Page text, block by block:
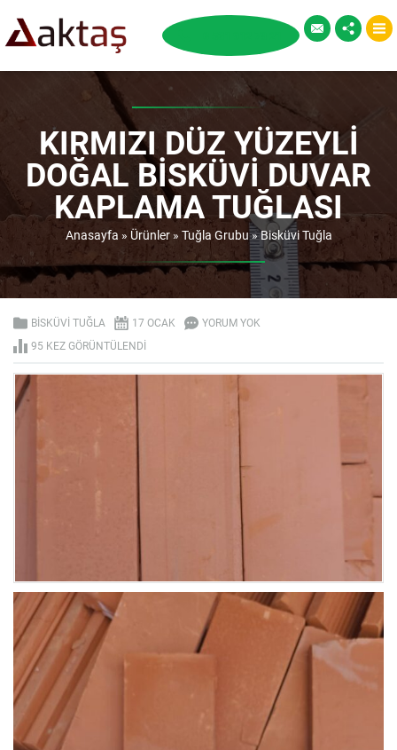
KIRMIZI DÜZ YÜZEYLI
DOĞAL BISKÜVI DUVAR
KAPLAMA TUĞLASI
Anasayfa » Ürünler» Tuğla Grubu»Bisküvi Tuğla
BISKÜVI TUĞLA 17 OCAK
YORUM YOK
95 KEZ GÖRÜNTÜLENDI